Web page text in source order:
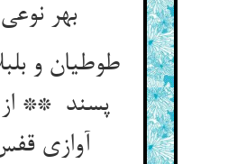
بهر نوعی مرا
طوطیان و
پسند **
آوازی